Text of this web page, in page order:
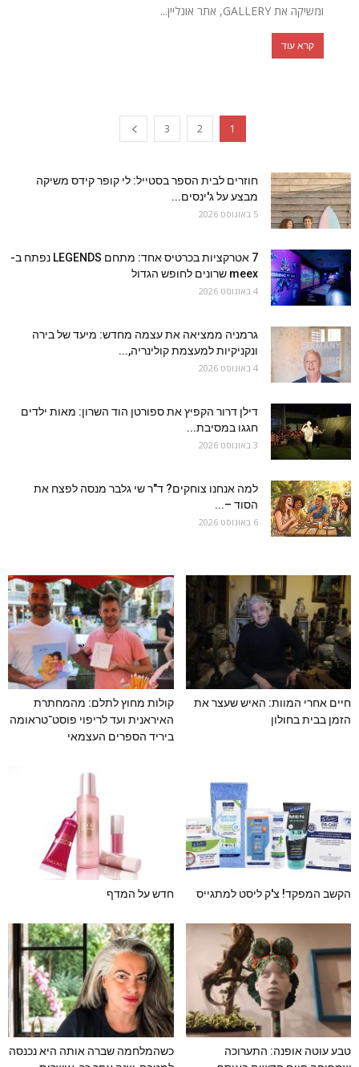
ומשיקה את GALLERY, אתר אונליין...
קרא עוד
1
2
3
חוזרים לבית הספר בסטייל: לי קופר קידס משיקה
מבצע על ג'ינסים...
5 באוגוסט 2026
7 אטרקציות בכרטיס אחד: מתחם LEGENDS נפתח ב-
meex שרונים לחופש הגדול
4 באוגוסט 2026
גרמניה ממציאה את עצמה מחדש: מיעד של בירה
ונקניקיות למעצמת קולינריה,...
4 באוגוסט 2026
דילן דרור הקפיץ את ספורטן הוד השרון: מאות ילדים
חגגו במסיבת...
3 באוגוסט 2026
למה אנחנו צוחקים? ד"ר שי גלבר מנסה לפצח את
הסוד –...
6 באוגוסט 2026
חיים אחרי המוות: האיש שעצר את
הזמן בבית בחולון
קולות מחוץ לתלם: מהמחתרת
האיראנית ועד לריפוי פוסט־טראומה
ביריד הספרים העצמאי
הקשב המפקד! צ'ק ליסט למתגייס חדש על המדף
טבע עוטה אופנה: התערוכה
כשהמלחמה שברה אותה היא נכנסה